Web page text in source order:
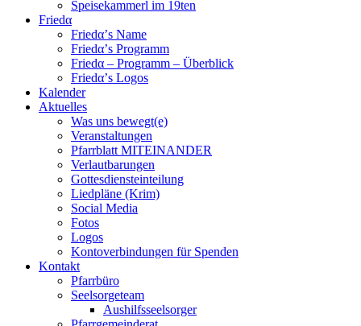
Speisekammerl im 19ten
Friedα
Friedα’s Name
Friedα’s Programm
Friedα – Programm – Überblick
Friedα’s Logos
Kalender
Aktuelles
Was uns bewegt(e)
Veranstaltungen
Pfarrblatt MITEINANDER
Verlautbarungen
Gottesdiensteinteilung
Liedpläne (Krim)
Social Media
Fotos
Logos
Kontoverbindungen für Spenden
Kontakt
Pfarrbüro
Seelsorgeteam
Aushilfsseelsorger